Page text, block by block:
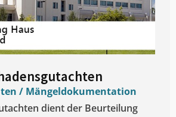
/ Mängeldokumentation
dient der Beurteilung